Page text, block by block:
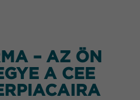
– AZ ÖN
A CEE